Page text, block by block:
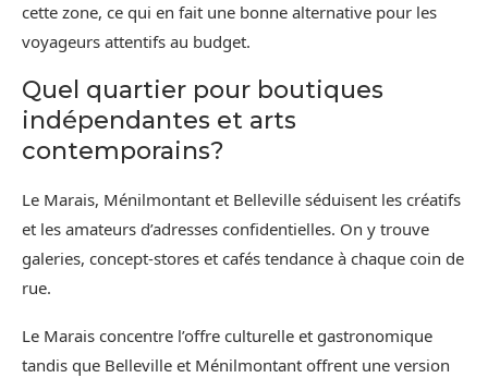
cette zone, ce qui en fait une bonne alternative pour les
voyageurs attentifs au budget.
Quel quartier pour boutiques
indépendantes et arts
contemporains?
Le Marais, Ménilmontant et Belleville séduisent les créatifs
et les amateurs d’adresses confidentielles. On y trouve
galeries, concept-stores et cafés tendance à chaque coin de
rue.
Le Marais concentre l’offre culturelle et gastronomique
tandis que Belleville et Ménilmontant offrent une version